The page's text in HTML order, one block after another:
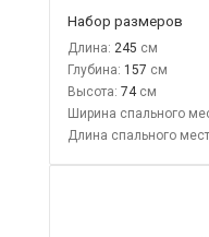
Набор размеров
Длина: 245
Глубина: 157
Высота: 74
Ширина спального
Длина спального